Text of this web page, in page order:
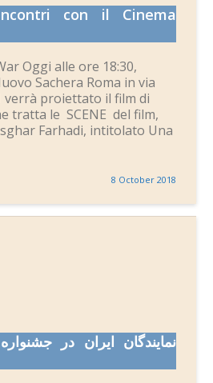
con il Cinema
Oggi alle ore 18:30,
Sachera Roma in via
verrà proiettato il film di
tratta le SCENE del film,
Farhadi, intitolato Una
8 October 2018
نمایندگان ایران در